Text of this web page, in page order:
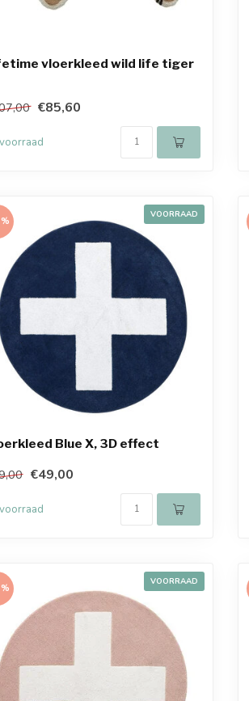
vloerkleed wild life tiger
€85,60
VOORRAAD
Blue X, 3D effect
€49,00
VOORRAAD